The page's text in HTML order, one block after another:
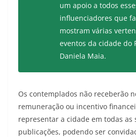
um apoio a todos
influenciadores que
mostram várias
eventos da cidade do
Daniela Maia.
Os contemplados não receberão
remuneração ou incentivo
representar a cidade em todas as
publicações, podendo ser